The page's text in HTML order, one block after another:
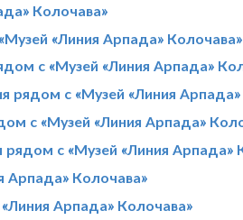
Колочава»
«Линия Арпада» Колочава»
с «Музей «Линия Арпада»
рядом с «Музей «Линия
с «Музей «Линия Арпада»
рядом с «Музей «Линия Арпада»
Арпада» Колочава»
Арпада» Колочава»